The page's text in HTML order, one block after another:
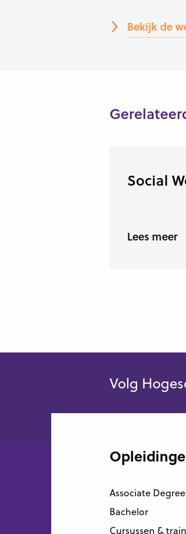
Bekijk de
Social
Lees meer
Volg
Associate Degree
Bachelor
Cursussen &